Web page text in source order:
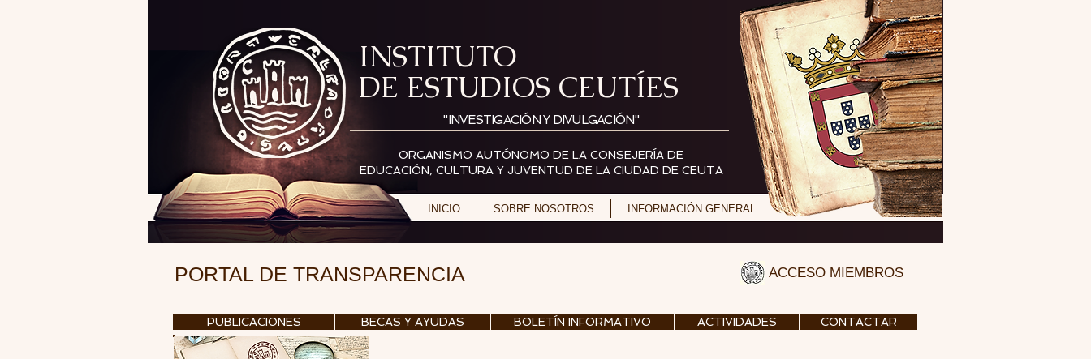
INSTITUTO
DE ESTUDIOS CEUTÍES
"INVESTIGACIÓN Y DIVULGACIÓN"
ORGANISMO AUTÓNOMO DE LA CONSEJERÍA DE
EDUCACIÓN, CULTURA Y JUVENTUD DE LA CIUDAD DE CEUTA
INICIO SOBRE NOSOTROS INFORMACIÓN GENERAL
PORTAL DE TRANSPARENCIA ACCESO MIEMBROS
PUBLICACIONES BECAS Y AYUDAS BOLETÍN INFORMATIVO ACTIVIDADES CONTACTAR